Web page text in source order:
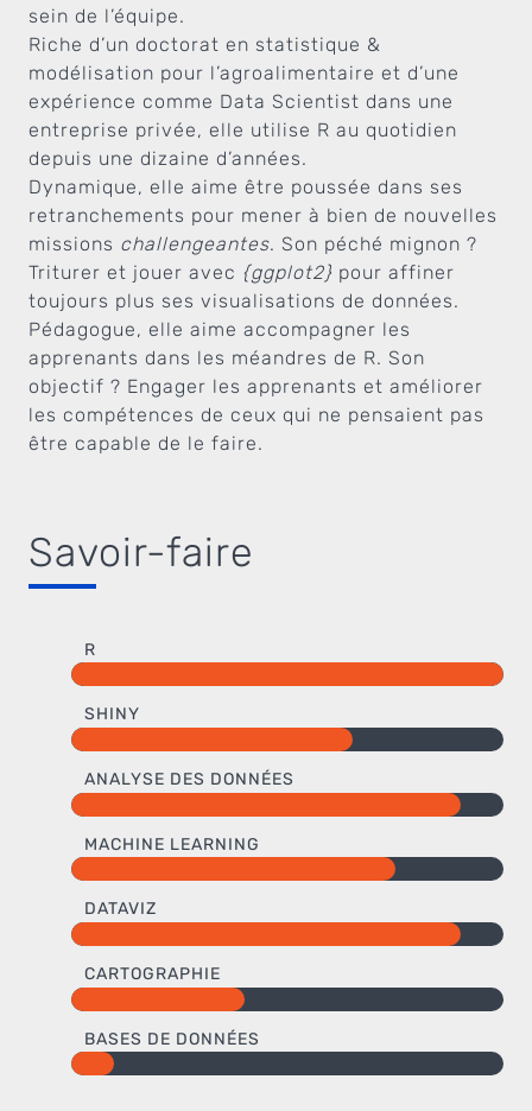
sein de l’équipe.
Riche d’un doctorat en statistique &
modélisation pour l’agroalimentaire et d’une
expérience comme Data Scientist dans une
entreprise privée, elle utilise R au quotidien
depuis une dizaine d’années.
Dynamique, elle aime être poussée dans ses
retranchements pour mener à bien de nouvelles
missions challengeantes. Son péché mignon ?
Triturer et jouer avec {ggplot2} pour affiner
toujours plus ses visualisations de données.
Pédagogue, elle aime accompagner les
apprenants dans les méandres de R. Son
objectif ? Engager les apprenants et améliorer
les compétences de ceux qui ne pensaient pas
être capable de le faire.
Savoir-faire
R
SHINY
ANALYSE DES DONNÉES
MACHINE LEARNING
DATAVIZ
CARTOGRAPHIE
BASES DE DONNÉES